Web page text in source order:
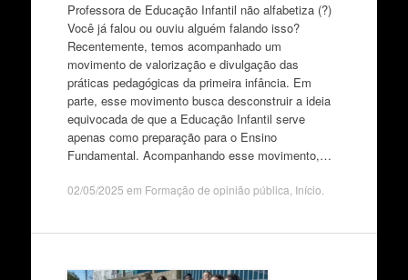
Professora de Educação Infantil não alfabetiza (?)
Você já falou ou ouviu alguém falando isso?
Recentemente, temos acompanhado um
movimento de valorização e divulgação das
práticas pedagógicas da primeira infância. Em
parte, esse movimento busca desconstruir a ideia
equivocada de que a Educação Infantil serve
apenas como preparação para o Ensino
Fundamental. Acompanhando esse movimento,…
02/05/2025 em Formação de opinião pública Início